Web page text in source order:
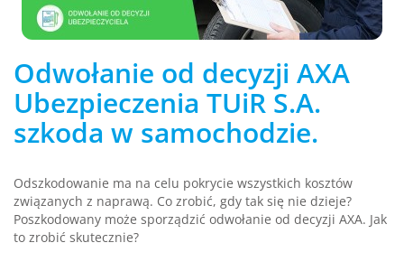
Odwołanie od decyzji AXA
Ubezpieczenia TUiR S.A.
szkoda w samochodzie.
Odszkodowanie ma na celu pokrycie wszystkich kosztów
związanych z naprawą. Co zrobić, gdy tak się nie dzieje?
Poszkodowany może sporządzić odwołanie od decyzji AXA. Jak
to zrobić skutecznie?